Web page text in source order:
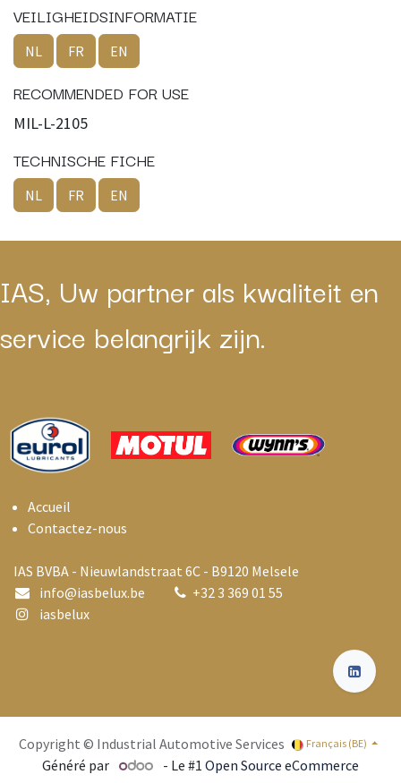
VEILIGHEIDSINFORMATIE
NL FR EN
RECOMMENDED FOR USE
MIL-L-2105
TECHNISCHE FICHE
NL FR EN
IAS, Uw partner als kwaliteit en
service belangrijk zijn.
Accueil
Contactez-nous
IAS BVBA - Nieuwlandstraat 6C - B9120 Melsele
info@iasbelux.be +32 3 369 01 55
iasbelux
Copyright © Industrial Automotive Services Français (BE)
Généré par - Le #1Open Source eCommerce